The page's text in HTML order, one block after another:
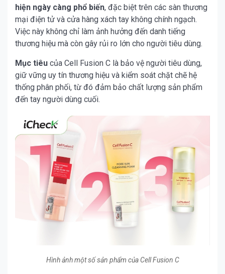
hiện ngày càng phổ biến, đặc biệt trên các sàn thương
mại điện tử và cửa hàng xách tay không chính ngạch.
Việc này không chỉ làm ảnh hưởng đến danh tiếng
thương hiệu mà còn gây rủi ro lớn cho người tiêu dùng.
Mục tiêu của Cell Fusion C là bảo vệ người tiêu dùng,
giữ vững uy tín thương hiệu và kiểm soát chặt chẽ hệ
thống phân phối, từ đó đảm bảo chất lượng sản phẩm
đến tay người dùng cuối.
Hình ảnh một số sản phẩm của Cell Fusion C